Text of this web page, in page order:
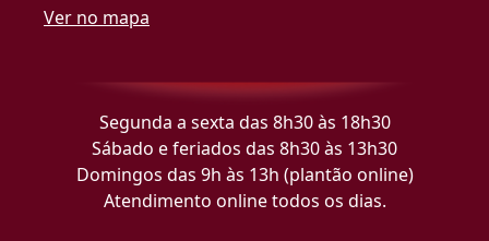
Ver no mapa
Segunda a sexta das 8h30 às 18h30
Sábado e feriados das 8h30 às 13h30
Domingos das 9h às 13h (plantão online)
Atendimento online todos os dias.